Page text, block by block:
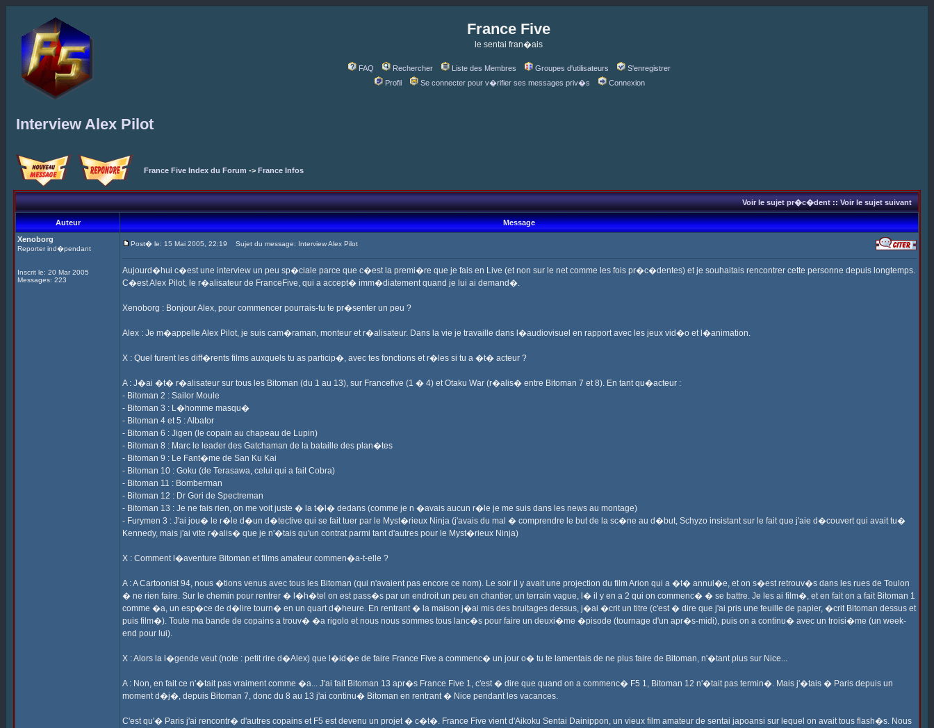
France Five
le sentai fran�ais
FAQ Rechercher Liste des Membres Groupes d'utilisateurs
S'enregistrer
Profil
Se connecter pour v�rifier ses messages priv�s Connexion
Interview Alex Pilot
France Five Index du Forum -> France Infos
Voir le sujet pr�c�dent::Voir le sujet suivant
Auteur
Message
Xenoborg
Reporter ind�pendant
Inscrit le: 20 Mar 2005
Messages: 223
Post� le: 15 Mai 2005, 22:19 Sujet du message: Interview Alex Pilot
Aujourd�hui c�est une interview un peu sp�ciale parce que c�est la premi�re que je fais en Live (et non sur le net comme les fois pr�c�dentes) et je souhaitais rencontrer cette personne depuis longtemps.
C�est Alex Pilot, le r�alisateur de FranceFive, qui a accept� imm�diatement quand je lui ai demand�.
Xenoborg : Bonjour Alex, pour commencer pourrais-tu te pr�senter un peu ?
Alex : Je m�appelle Alex Pilot, je suis cam�raman, monteur et r�alisateur. Dans la vie je travaille dans l�audiovisuel en rapport avec les jeux vid�o et l�animation.
X : Quel furent les diff�rents films auxquels tu as particip�, avec tes fonctions et r�les si tu a �t� acteur ?
A : J�ai �t� r�alisateur sur tous les Bitoman (du 1 au 13), sur Francefive (1 � 4) et Otaku War (r�alis� entre Bitoman 7 et 8). En tant qu�acteur :
- Bitoman 2 : Sailor Moule
- Bitoman 3 : L�homme masqu�
- Bitoman 4 et 5 : Albator
- Bitoman 6 : Jigen (le copain au chapeau de Lupin)
- Bitoman 8 : Marc le leader des Gatchaman de la bataille des plan�tes
- Bitoman 9 : Le Fant�me de San Ku Kai
- Bitoman 10 : Goku (de Terasawa, celui qui a fait Cobra)
- Bitoman 11 : Bomberman
- Bitoman 12 : Dr Gori de Spectreman
- Bitoman 13 : Je ne fais rien, on me voit juste � la t�l� dedans (comme je n �avais aucun r�le je me suis dans les news au montage)
- Furymen 3 : J'ai jou� le r�le d�un d�tective qui se fait tuer par le Myst�rieux Ninja (j'avais du mal � comprendre le but de la sc�ne au d�but, Schyzo insistant sur le fait que j'aie d�couvert qui avait tu�
Kennedy, mais j'ai vite r�alis� que je n'�tais qu'un contrat parmi tant d'autres pour le Myst�rieux Ninja)
X : Comment l�aventure Bitoman et films amateur commen�a-t-elle ?
A : A Cartoonist 94, nous �tions venus avec tous les Bitoman (qui n'avaient pas encore ce nom). Le soir il y avait une projection du film Arion qui a �t� annul�e, et on s�est retrouv�s dans les rues de Toulon
� ne rien faire. Sur le chemin pour rentrer � l�h�tel on est pass�s par un endroit un peu en chantier, un terrain vague, l� il y en a 2 qui on commenc� � se battre. Je les ai film�, et en fait on a fait Bitoman 1
comme �a, un esp�ce de d�lire tourn� en un quart d�heure. En rentrant � la maison j�ai mis des bruitages dessus, j�ai �crit un titre (c'est � dire que j'ai pris une feuille de papier, �crit Bitoman dessus et
puis film�). Toute ma bande de copains a trouv� �a rigolo et nous nous sommes tous lanc�s pour faire un deuxi�me �pisode (tournage d'un apr�s-midi), puis on a continu� avec un troisi�me (un week-
end pour lui).
X : Alors la l�gende veut (note : petit rire d�Alex) que l�id�e de faire France Five a commenc� un jour o� tu te lamentais de ne plus faire de Bitoman, n'�tant plus sur Nice...
A : Non, en fait ce n'�tait pas vraiment comme �a... J'ai fait Bitoman 13 apr�s France Five 1, c'est � dire que quand on a commenc� F5 1, Bitoman 12 n'�tait pas termin�. Mais j'�tais � Paris depuis un
moment d�j�, depuis Bitoman 7, donc du 8 au 13 j'ai continu� Bitoman en rentrant � Nice pendant les vacances.
C'est qu'� Paris j'ai rencontr� d'autres copains et F5 est devenu un projet � c�t�. France Five vient d'Aikoku Sentai Dainippon, un vieux film amateur de sentai japoansi sur lequel on avait tous flash�s. Nous